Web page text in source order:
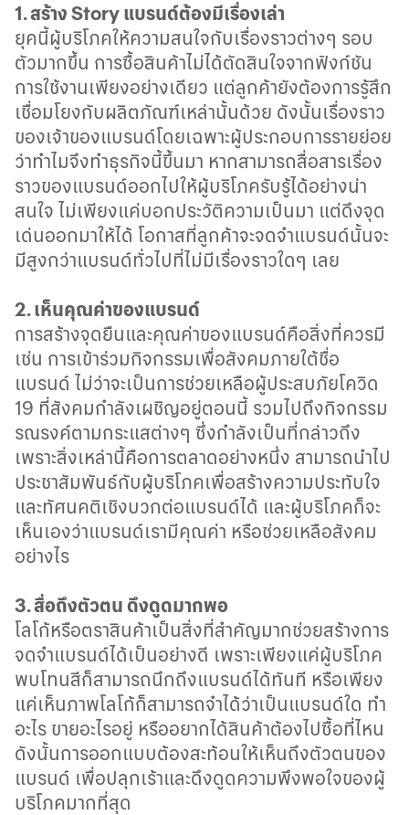
1.สร้าง Story แบรนด์ต้องมีเรื่องเล่า
ยุคนี้ผู้บริโภคให้ความสนใจกับเรื่องราวต่างๆ รอบ
ตัวมากขึ้น การซื้อสินค้าไม่ได้ตัดสินใจจากฟังก์ชัน
การใช้งานเพียงอย่างเดียว แต่ลูกค้ายังต้องการรู้สึก
เชื่อมโยงกับผลิตภัณฑ์เหล่านั้นด้วย ดังนั้นเรื่องราว
ของเจ้าของแบรนด์โดยเฉพาะผู้ประกอบการรายย่อย
ว่าทำไมจึงทำธุรกิจนี้ขึ้นมา หากสามารถสื่อสารเรื่อง
ราวของแบรนด์ออกไปให้ผู้บริโภครับรู้ได้อย่างน่า
สนใจ ไม่เพียงแค่บอกประวัติความเป็นมา แต่ดึงจุด
เด่นออกมาให้ได้ โอกาสที่ลูกค้าจะจดจำแบรนด์นั้นจะ
มีสูงกว่าแบรนด์ทั่วไปที่ไม่มีเรื่องราวใดๆ เลย
2.เห็นคุณค่าของแบรนด์
การสร้างจุดยืนและคุณค่าของแบรนด์คือสิ่งที่ควรมี
เช่น การเข้าร่วมกิจกรรมเพื่อสังคมภายใต้ชื่อ
แบรนด์ ไม่ว่าจะเป็นการช่วยเหลือผู้ประสบภัยโควิด
19 ที่สังคมกำลังเผชิญอยู่ตอนนี้ รวมไปถึงกิจกรรม
รณรงค์ตามกระแสต่างๆ ซึ่งกำลังเป็นที่กล่าวถึง
เพราะสิ่งเหล่านี้คือการตลาดอย่างหนึ่ง สามารถนำไป
ประชาสัมพันธ์กับผู้บริโภคเพื่อสร้างความประทับใจ
และทัศนคติเชิงบวกต่อแบรนด์ได้ และผู้บริโภคก็จะ
เห็นเองว่าแบรนด์เรามีคุณค่า หรือช่วยเหลือสังคม
อย่างไร
3.สื่อถึงตัวตน ดึงดูดมากพอ
โลโก้หรือตราสินค้าเป็นสิ่งที่สำคัญมากช่วยสร้างการ
จดจำแบรนด์ได้เป็นอย่างดี เพราะเพียงแค่ผู้บริโภค
พบโทนสีก็สามารถนึกถึงแบรนด์ได้ทันที หรือเพียง
แค่เห็นภาพโลโก้ก็สามารถจำได้ว่าเป็นแบรนด์ใด ทำ
อะไร ขายอะไรอยู่ หรืออยากได้สินค้าต้องไปซื้อที่ไหน
ดังนั้นการออกแบบต้องสะท้อนให้เห็นถึงตัวตนของ
แบรนด์ เพื่อปลุกเร้าและดึงดูดความพึงพอใจของผู้
บริโภคมากที่สุด